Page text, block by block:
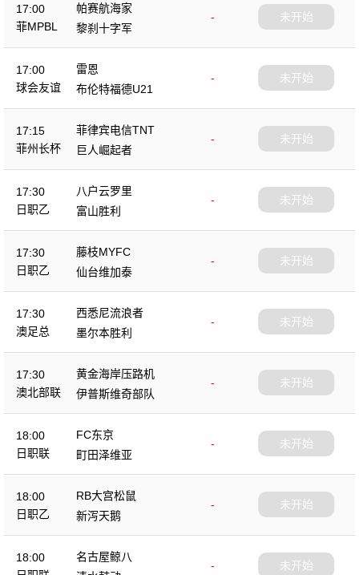
17:00
菲MPBL
帕赛航海家
-
黎刹十字军
未开始
17:00
球会友谊
雷恩
-
布伦特福德U21
未开始
17:15
菲州长杯
菲律宾电信TNT
-
巨人崛起者
未开始
17:30
日职乙
八户云罗里
-
富山胜利
未开始
17:30
日职乙
藤枝MYFC
-
仙台维加泰
未开始
17:30
澳足总
西悉尼流浪者
-
墨尔本胜利
未开始
17:30
澳北部联
黄金海岸压路机
-
伊普斯维奇部队
未开始
18:00
日职联
FC东京
-
町田泽维亚
未开始
18:00
日职乙
RB大宫松鼠
-
新泻天鹅
未开始
18:00
名古屋鲸八
-
未开始